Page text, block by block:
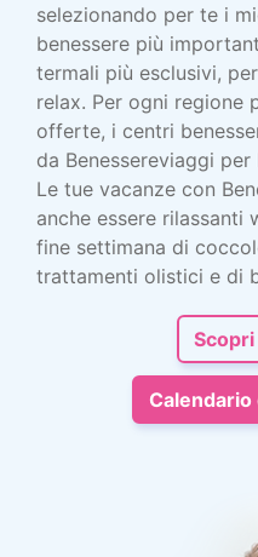
selezionando per te i
benessere più
termali più esclusivi,
relax. Per ogni regione
offerte, i centri
da Benessereviaggi
Le tue vacanze con
anche essere rilassanti
fine settimana di
trattamenti olistici e di